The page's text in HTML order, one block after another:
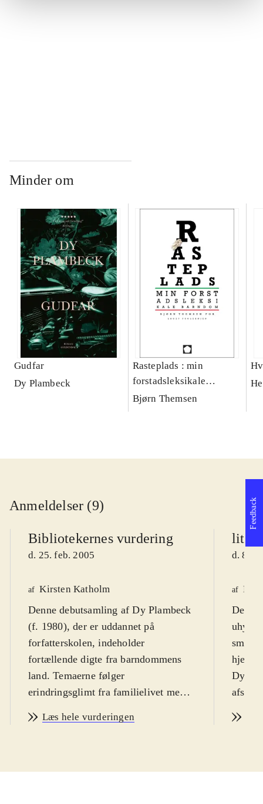
Minder om
Gudfar
Dy Plambeck
Rasteplads : min
forstadsleksikale
barndom
Bjørn Themsen
Anmeldelser (9)
Bibliotekernes vurdering
d. 25. feb. 2005
af Kirsten Katholm
Denne debutsamling af Dy Plambeck
(f. 1980), der er uddannet på
forfatterskolen, indeholder
fortællende digte fra barndommens
land. Temaerne følger
erindringsglimt fra familielivet med
i omgivelserne. Disse temaer knyttes
usikkert jeg skal finde sit ståsted i et
Læs hele vurderingen
d. 8.
af
smilet
Dy
Feedback